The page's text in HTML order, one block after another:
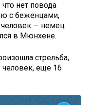
нет повода
с беженцами,
человек — немец
в Мюнхене.
стрельба,
человек, еще 16